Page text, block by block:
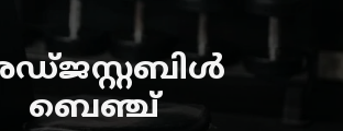
ബെഞ്ച്